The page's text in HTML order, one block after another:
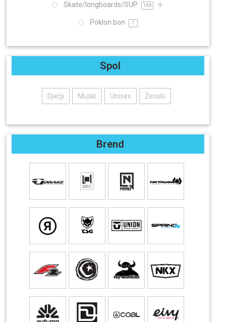
Skate/longboards/SUP 148
Poklon bon 7
Spol
Dječji Muški Unisex Ženski
Brend